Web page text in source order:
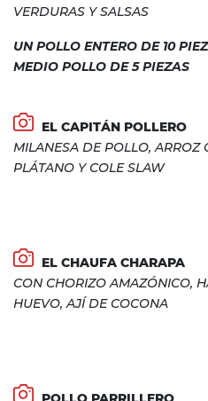
VERDURAS Y SALSAS
UN POLLO ENTERO DE 10
MEDIO POLLO DE 5 PIEZAS
EL CAPITÁN POLLERO
MILANESA DE POLLO, ARROZ
PLÁTANO Y COLE SLAW
EL CHAUFA CHARAPA
CON CHORIZO AMAZÓNICO,
HUEVO, AJÍ DE COCONA